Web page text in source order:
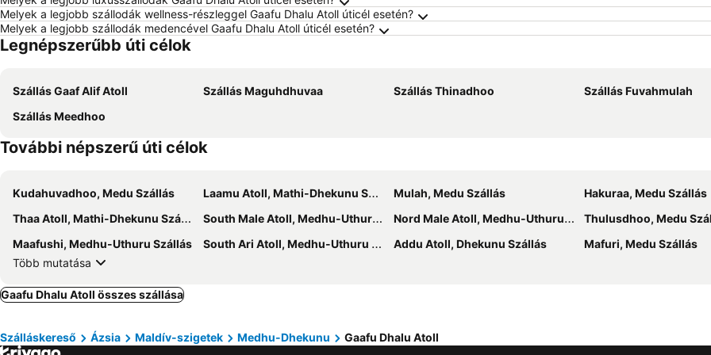
Melyek a legjobb szállodák wellness-részleggel Gaafu Dhalu Atoll úticél esetén?
Melyek a legjobb szállodák medencével Gaafu Dhalu Atoll úticél esetén?
Legnépszerűbb úti célok
Szállás Gaaf Alif Atoll Szállás Maguhdhuvaa Szállás Thinadhoo
Szállás Fuvahmulah
Szállás Meedhoo
További népszerű úti célok
Kudahuvadhoo, Medu Szállás Laamu Atoll, Mathi-Dhekunu Szállás Mulah, Medu Szállás
Hakuraa, Medu Szállás
Thaa Atoll, Mathi-Dhekunu Szállás
South Male Atoll, Medhu-Uthuru Szállás Nord Male Atoll, Medhu-Uthuru Szállás
Thulusdhoo, Medu
Maafushi, Medhu-Uthuru Szállás
South Ari Atoll, Medhu-Uthuru Szállás Addu Atoll, Dhekunu Szállás
Mafuri, Medu Szállás
Több mutatása
Gaafu Dhalu Atoll összes szállása
Szálláskereső Ázsia Maldív-szigetek Medhu-Dhekunu Gaafu Dhalu Atoll